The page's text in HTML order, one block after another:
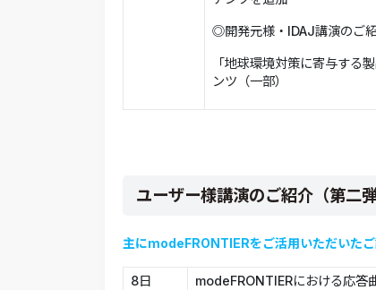
◎開発元様・IDAJ講演のご紹
「地球環境対策に寄与する
ンツ（一部）
ユーザー様講演のご紹介（第二弾
主にmodeFRONTIERをご活用いただいたご
8日
modeFRONTIERにおける応答